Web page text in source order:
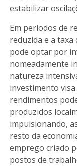
estabilizar
Em períodos de
reduzida e a
pode optar por
nomeadamente
natureza
investimento
rendimentos
produzidos
impulsionando,
resto da
emprego criado
postos de